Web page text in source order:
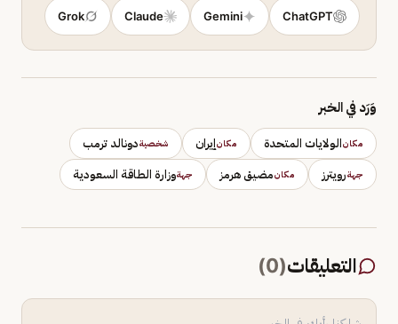
ChatGPT
Gemini
Claude
Grok
وَرَد في الخبر
مكانالولايات المتحدة مكانإيران شخصيةدونالد ترمب
جهةرويترز مكانمضيق هرمز جهةوزارة الطاقة السعودية
التعليقات(
0
)